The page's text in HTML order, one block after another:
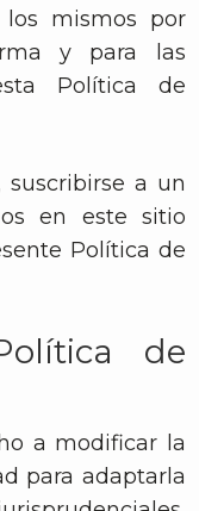
mismos por
y para las
Política de
a un
en este sitio
Política de
de
a modificar la
para adaptarla